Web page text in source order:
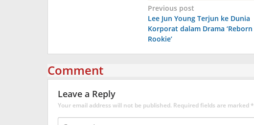
Post
navigation
Previous post
Lee Jun Young Terjun ke Dunia
Korporat dalam Drama ‘Reborn
Rookie’
Comment
Leave a Reply
Your email address will not be published. Required fields are marked*